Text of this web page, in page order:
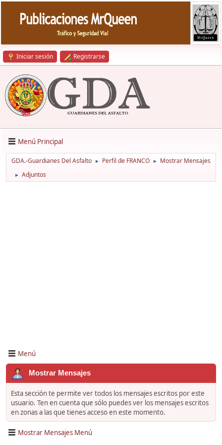
Iniciar sesión Registrarse
Menú Principal
GDA.-Guardianes Del Asfalto ► Perfil de FRANCO ► Mostrar Mensajes
► Adjuntos
Menú
Mostrar Mensajes
Esta sección te permite ver todos los mensajes escritos por este
usuario. Ten en cuenta que sólo puedes ver los mensajes escritos
en zonas a las que tienes acceso en este momento.
Mostrar Mensajes Menú